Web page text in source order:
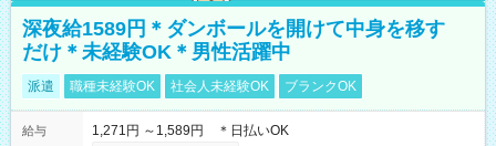
深夜給1589円＊ダンボールを開けて中身を移す
だけ＊未経験OK＊男性活躍中
派遣 職種未経験OK 社会人未経験OK ブランクOK
給与
1,271円 ～1,589円 ＊日払いOK